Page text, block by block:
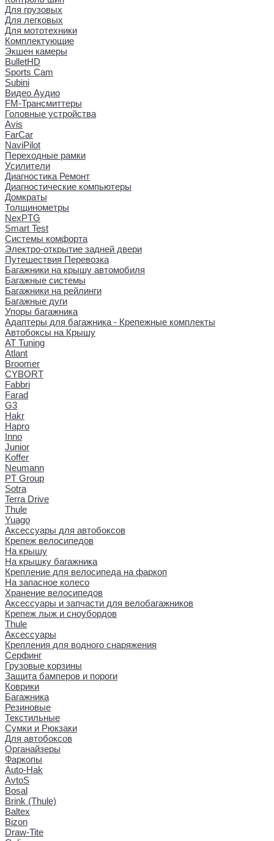
Для грузовых
Для легковых
Для мототехники
Комплектующие
Экшен камеры
BulletHD
Sports Cam
Subini
Видео Аудио
FM-Трансмиттеры
Головные устройства
Avis
FarCar
NaviPilot
Переходные рамки
Усилители
Диагностика Ремонт
Диагностические компьютеры
Домкраты
Толщинометры
NexPTG
Smart Test
Системы комфорта
Электро-открытие задней двери
Путешествия Перевозка
Багажники на крышу автомобиля
Багажные системы
Багажники на рейлинги
Багажные дуги
Упоры багажника
Адаптеры для багажника - Крепежные комплекты
Автобоксы на Крышу
AT Tuning
Atlant
Broomer
CYBORT
Fabbri
Farad
G3
Hakr
Hapro
Inno
Junior
Koffer
Neumann
PT Group
Sotra
Terra Drive
Thule
Yuago
Аксессуары для автобоксов
Крепеж велосипедов
На крышу
На крышку багажника
Крепление для велосипеда на фаркоп
На запасное колесо
Хранение велосипедов
Аксессуары и запчасти для велобагажников
Крепеж лыж и сноубордов
Thule
Аксессуары
Крепления для водного снаряжения
Серфинг
Грузовые корзины
Защита бамперов и пороги
Коврики
Багажника
Резиновые
Текстильные
Сумки и Рюкзаки
Для автобоксов
Органайзеры
Фаркопы
Auto-Hak
AvtoS
Bosal
Brink (Thule)
Baltex
Bizon
Draw-Tite